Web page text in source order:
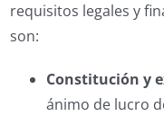
requisitos legales y
son:
Constitución y
ánimo de lucro